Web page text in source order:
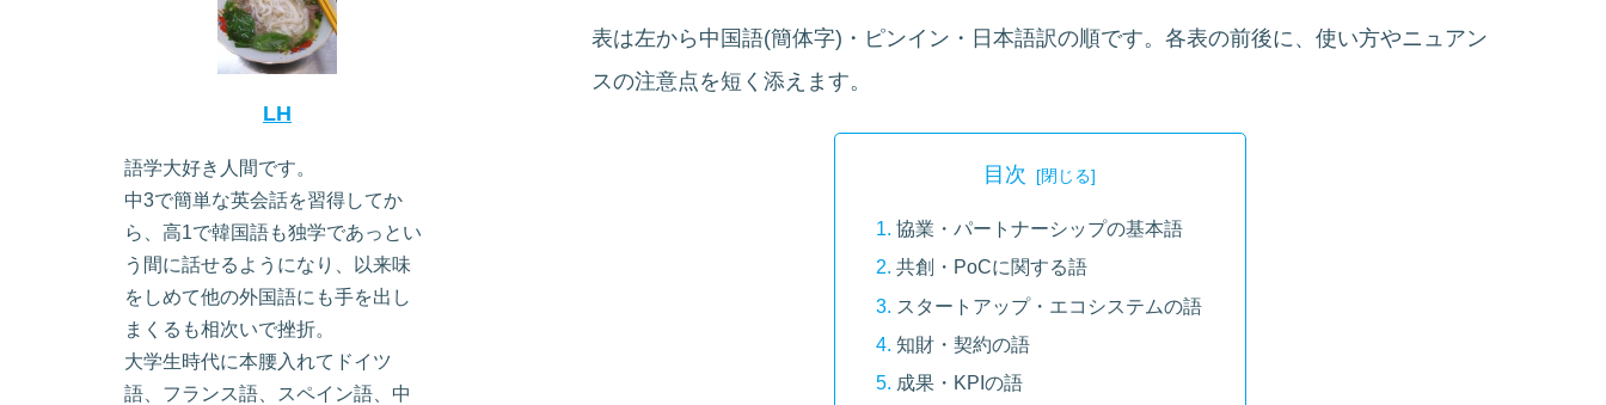
表は左から中国語(簡体字)・ピンイン・日本語訳の順です。各表の前後に、使い方やニュアン
スの注意点を短く添えます。
目次
協業・パートナーシップの基本語
共創・PoCに関する語
スタートアップ・エコシステムの語
知財・契約の語
成果・KPIの語
LH
語学大好き人間です。
中3で簡単な英会話を習得してか
ら、高1で韓国語も独学であっとい
う間に話せるようになり、以来味
をしめて他の外国語にも手を出し
まくるも相次いで挫折。
大学生時代に本腰入れてドイツ
語、フランス語、スペイン語、中